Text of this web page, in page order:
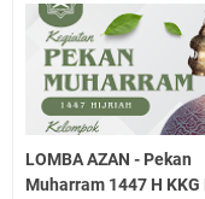
LOMBA AZAN - Pekan
Muharram 1447 H KKG